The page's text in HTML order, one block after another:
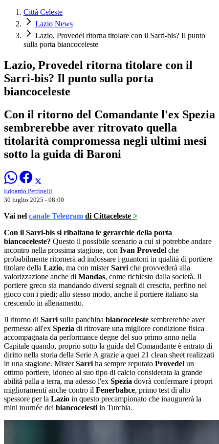
Città Celeste
Lazio News
Lazio, Provedel ritorna titolare con il Sarri-bis? Il punto
sulla porta biancoceleste
Lazio, Provedel ritorna titolare con il
Sarri-bis? Il punto sulla porta
biancoceleste
Con il ritorno del Comandante l'ex Spezia
sembrerebbe aver ritrovato quella
titolarità compromessa negli ultimi mesi
sotto la guida di Baroni
Edoardo Pettinelli
30 luglio 2025 - 08:00
Vai nel canale Telegram di Cittaceleste >
Con il Sarri-bis si ribaltano le gerarchie della porta
biancoceleste? Questo il possibile scenario a cui si potrebbe andare
incontro nella prossima stagione, con Ivan Provedel che
probabilmente ritornerà ad indossare i guantoni in qualità di portiere
titolare della Lazio, ma con misterSarri che provvederà alla
valorizzazione anche di Mandas, come richiesto dalla società. Il
portiere greco sta mandando diversi segnali di crescita, perfino nel
gioco con i piedi; allo stesso modo, anche il portiere italiano sta
crescendo in allenamento.
Il ritorno di Sarri sulla panchina biancoceleste sembrerebbe aver
permesso all'ex Spezia di ritrovare una migliore condizione fisica
accompagnata da performance degne del suo primo anno nella
Capitale quando, proprio sotto la guida del Comandante è entrato di
diritto nella storia della Serie A grazie a quei 21 clean sheet realizzati
in una stagione. MisterSarri ha sempre reputato Provedel un
ottimo portiere, idoneo al suo tipo di calcio considerata la grande
abilità palla a terra, ma adesso l'ex Spezia dovrà confermare i propri
miglioramenti anche contro il Fenerbahce, primo test di alto
spessore per la Lazio in questo precampionato che inaugurerà la
mini tournée dei biancocelesti in Turchia.